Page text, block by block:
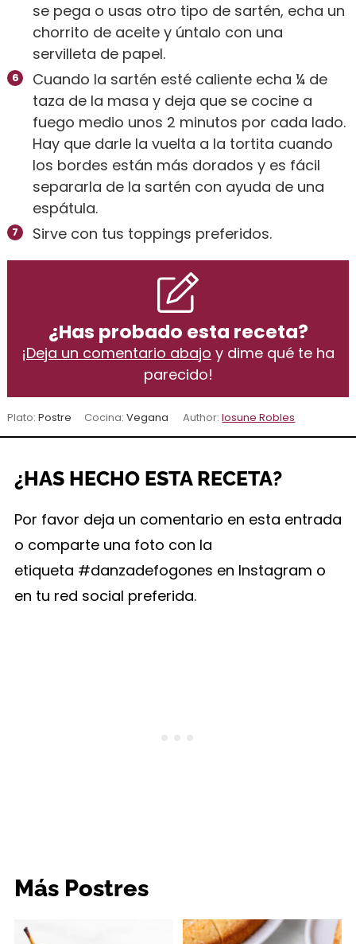
se pega o usas otro tipo de sartén, echa un
chorrito de aceite y úntalo con una
servilleta de papel.
Cuando la sartén esté caliente echa ¼ de
taza de la masa y deja que se cocine a
fuego medio unos 2 minutos por cada lado.
Hay que darle la vuelta a la tortita cuando
los bordes están más dorados y es fácil
separarla de la sartén con ayuda de una
espátula.
Sirve con tus toppings preferidos.
¿Has probado esta receta?
¡Deja un comentario abajo y dime qué te ha
parecido!
Plato:Postre Cocina: Vegana Author:Iosune Robles
¿HAS HECHO ESTA RECETA?
Por favor deja un comentario en esta entrada
o comparte una foto con la
etiqueta #danzadefogones en Instagram o
en tu red social preferida.
Más Postres